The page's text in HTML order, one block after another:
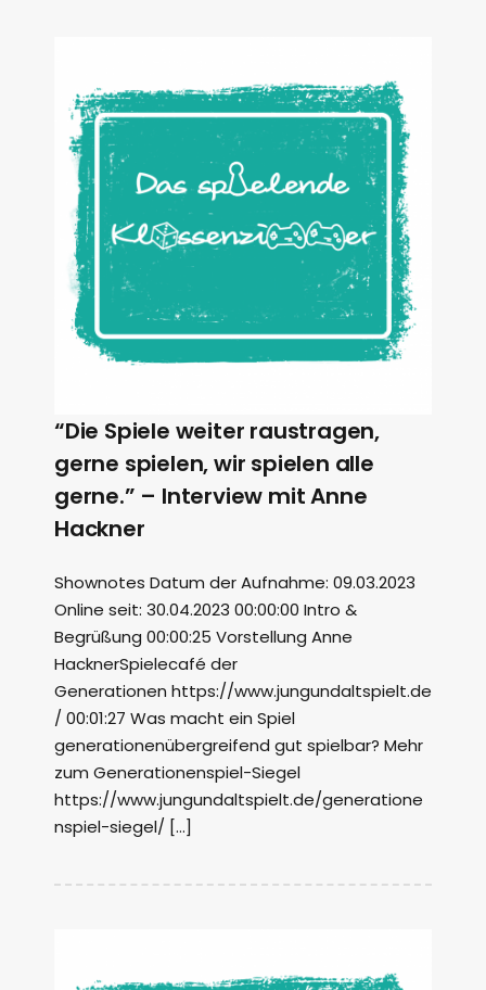
“Die Spiele weiter raustragen,
gerne spielen, wir spielen alle
gerne.” – Interview mit Anne
Hackner
Shownotes Datum der Aufnahme: 09.03.2023
Online seit: 30.04.2023 00:00:00 Intro &
Begrüßung 00:00:25 Vorstellung Anne
HacknerSpielecafé der
Generationen https://www.jungundaltspielt.de
/ 00:01:27 Was macht ein Spiel
generationenübergreifend gut spielbar? Mehr
zum Generationenspiel-Siegel
https://www.jungundaltspielt.de/generatione
nspiel-siegel/ […]